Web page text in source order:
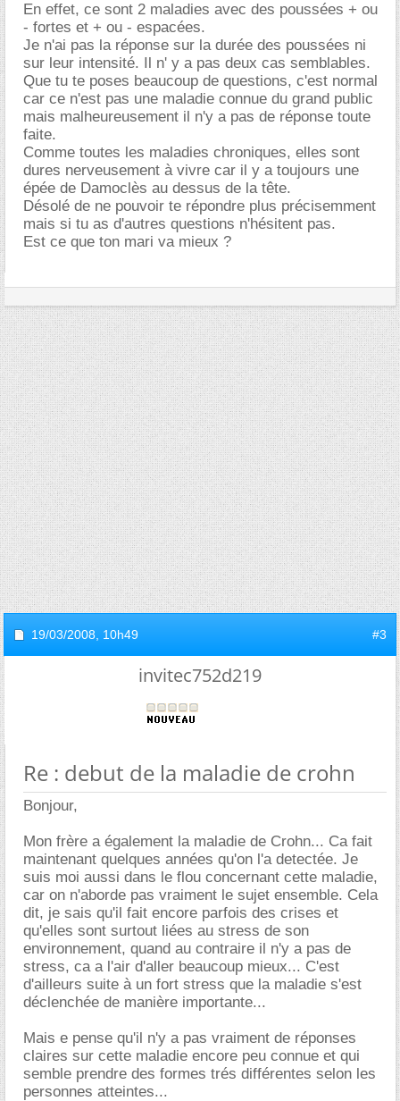
En effet, ce sont 2 maladies avec des poussées + ou
- fortes et + ou - espacées.
Je n'ai pas la réponse sur la durée des poussées ni
sur leur intensité. Il n' y a pas deux cas semblables.
Que tu te poses beaucoup de questions, c'est normal
car ce n'est pas une maladie connue du grand public
mais malheureusement il n'y a pas de réponse toute
faite.
Comme toutes les maladies chroniques, elles sont
dures nerveusement à vivre car il y a toujours une
épée de Damoclès au dessus de la tête.
Désolé de ne pouvoir te répondre plus précisemment
mais si tu as d'autres questions n'hésitent pas.
Est ce que ton mari va mieux ?
19/03/2008, 10h49 #3
invitec752d219
Re : debut de la maladie de crohn
Bonjour,
Mon frère a également la maladie de Crohn... Ca fait
maintenant quelques années qu'on l'a detectée. Je
suis moi aussi dans le flou concernant cette maladie,
car on n'aborde pas vraiment le sujet ensemble. Cela
dit, je sais qu'il fait encore parfois des crises et
qu'elles sont surtout liées au stress de son
environnement, quand au contraire il n'y a pas de
stress, ca a l'air d'aller beaucoup mieux... C'est
d'ailleurs suite à un fort stress que la maladie s'est
déclenchée de manière importante...
Mais e pense qu'il n'y a pas vraiment de réponses
claires sur cette maladie encore peu connue et qui
semble prendre des formes trés différentes selon les
personnes atteintes...